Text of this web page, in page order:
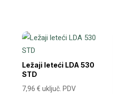
Ležaji leteći LDA 530
STD
7,96 € uključ. PDV